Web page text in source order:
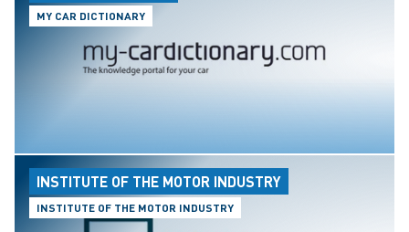
MY CAR DICTIONARY
INSTITUTE OF THE MOTOR INDUSTRY
INSTITUTE OF THE MOTOR INDUSTRY